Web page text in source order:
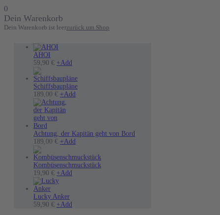
0
Dein Warenkorb
Dein Warenkorb ist leerzurück um Shop
AHOI
59,90 € +Add
weist
mehrere
Varianten
auf
der
gewählt
werden
Schiffsbaupläne
189,00 € +Add
Achtung, der Kapitän geht von Bord
189,00 € +Add
Kombüsenschmuckstück
19,90 € +Add
Lucky Anker
59,90 € +Add